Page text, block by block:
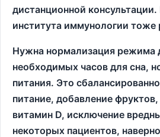
дистанционной консультации.
института иммунологии тоже
Нужна нормализация режима
необходимых часов для сна,
питания. Это
питание, добавление
витамин D, исключение
некоторых пациентов,